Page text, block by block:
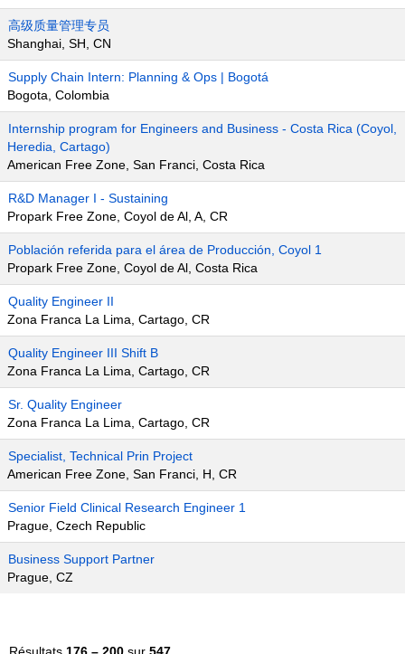
高级质量管理专员
Shanghai, SH, CN
Supply Chain Intern: Planning & Ops | Bogotá
Bogota, Colombia
Internship program for Engineers and Business - Costa Rica (Coyol,
Heredia, Cartago)
American Free Zone, San Franci, Costa Rica
R&D Manager I - Sustaining
Propark Free Zone, Coyol de Al, A, CR
Población referida para el área de Producción, Coyol 1
Propark Free Zone, Coyol de Al, Costa Rica
Quality Engineer II
Zona Franca La Lima, Cartago, CR
Quality Engineer III Shift B
Zona Franca La Lima, Cartago, CR
Sr. Quality Engineer
Zona Franca La Lima, Cartago, CR
Specialist, Technical Prin Project
American Free Zone, San Franci, H, CR
Senior Field Clinical Research Engineer 1
Prague, Czech Republic
Business Support Partner
Prague, CZ